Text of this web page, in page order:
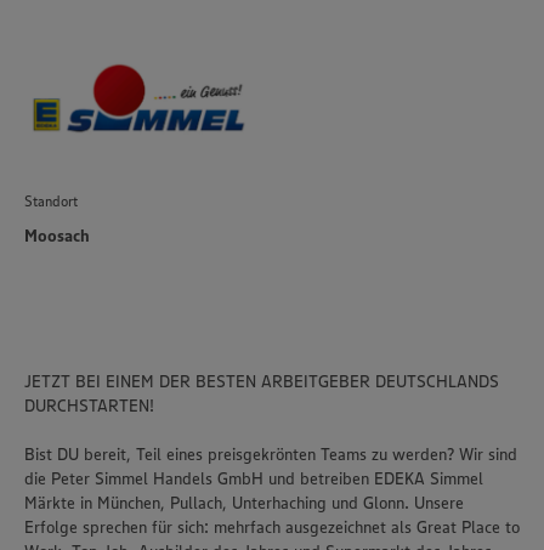
Standort
Moosach
JETZT BEI EINEM DER BESTEN ARBEITGEBER DEUTSCHLANDS
DURCHSTARTEN!
Bist DU bereit, Teil eines preisgekrönten Teams zu werden? Wir sind
die Peter Simmel Handels GmbH und betreiben EDEKA Simmel
Märkte in München, Pullach, Unterhaching und Glonn. Unsere
Erfolge sprechen für sich: mehrfach ausgezeichnet als Great Place to